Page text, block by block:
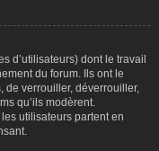
d’utilisateurs) dont le travail
du forum. Ils ont le
de verrouiller, déverrouiller,
qu’ils modèrent.
utilisateurs partent en